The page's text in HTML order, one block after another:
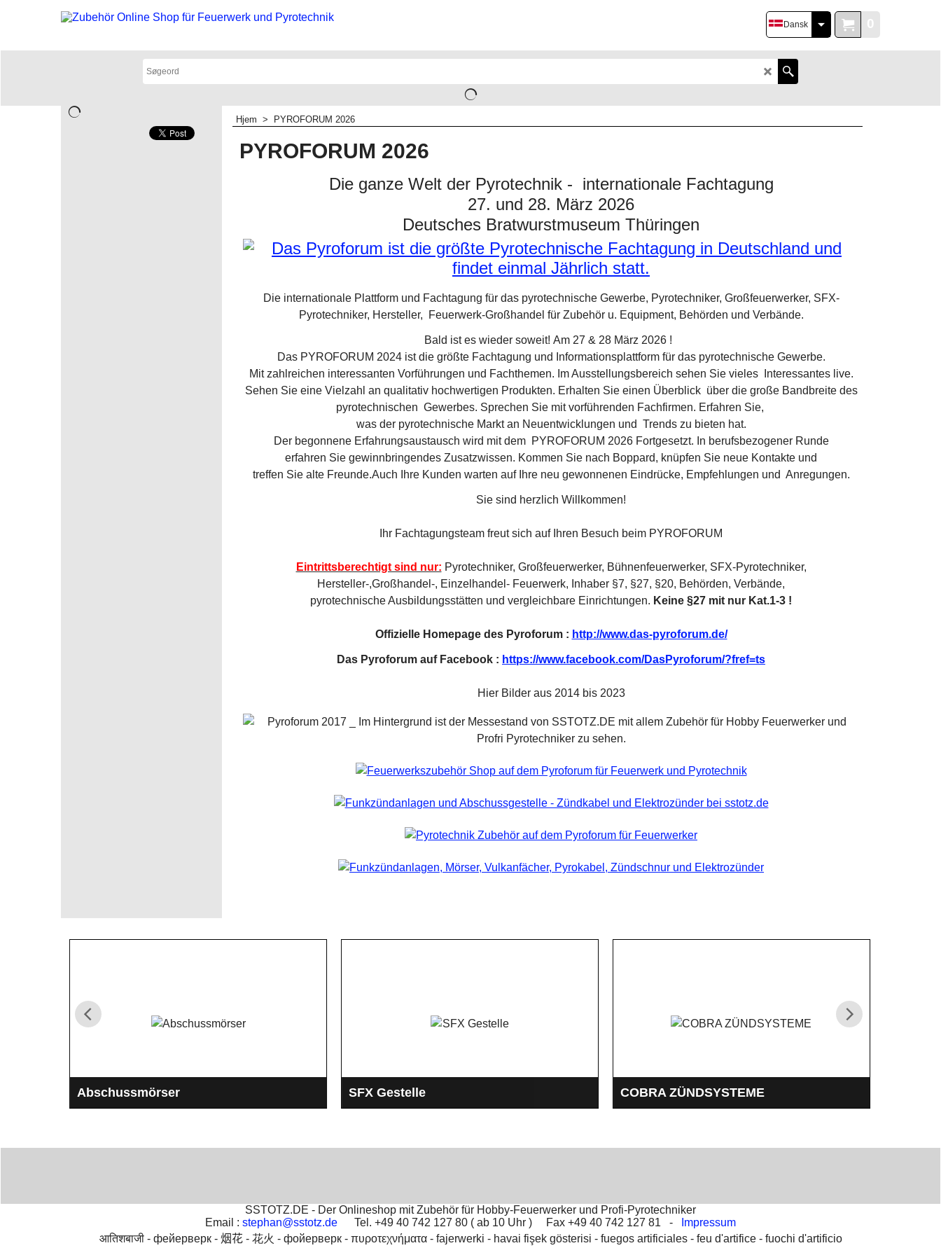
0
Dansk
Hjem > PYROFORUM 2026
PYROFORUM 2026
Die ganze Welt der Pyrotechnik - internationale Fachtagung
27. und 28. März 2026
Deutsches Bratwurstmuseum Thüringen
Die internationale Plattform und Fachtagung für das pyrotechnische Gewerbe, Pyrotechniker, Großfeuerwerker, SFX-
Pyrotechniker, Hersteller, Feuerwerk-Großhandel fürZubehör u. Equipment, Behörden und Verbände.
Bald ist es wieder soweit! Am 27 & 28 März 2026 !
Das PYROFORUM 2024 ist die größte Fachtagung und Informationsplattform für das pyrotechnische Gewerbe.
Mit zahlreichen interessanten Vorführungen und Fachthemen. Im Ausstellungsbereich sehen Sie vieles Interessantes live.
Sehen Sie eine Vielzahl an qualitativ hochwertigen Produkten. Erhalten Sie einen Überblick über die große Bandbreite des
pyrotechnischen Gewerbes. Sprechen Sie mit vorführenden Fachfirmen. Erfahren Sie,
was der pyrotechnische Markt an Neuentwicklungen und Trends zu bieten hat.
Der begonnene Erfahrungsaustausch wird mit dem PYROFORUM 2026 Fortgesetzt. In berufsbezogener Runde
erfahren Sie gewinnbringendes Zusatzwissen. Kommen Sie nach Boppard, knüpfen Sie neue Kontakte und
treffen Sie alte Freunde.Auch Ihre Kunden warten auf Ihre neu gewonnenen Eindrücke, Empfehlungen und Anregungen.
Sie sind herzlich Willkommen!
Ihr Fachtagungsteam freut sich auf Ihren Besuch beim PYROFORUM
Eintrittsberechtigt sind nur: Pyrotechniker, Großfeuerwerker, Bühnenfeuerwerker, SFX-Pyrotechniker,
Hersteller-,Großhandel-, Einzelhandel- Feuerwerk, Inhaber §7, §27, §20, Behörden, Verbände,
pyrotechnische Ausbildungsstätten und vergleichbare Einrichtungen. Keine §27 mit nur Kat.1-3 !
Offizielle Homepage des Pyroforum : http://www.das-pyroforum.de/
Das Pyroforum auf Facebook : https://www.facebook.com/DasPyroforum/?fref=ts
Hier Bilder aus 2014 bis 2023
Abschussmörser SFX Gestelle COBRA ZÜNDSYSTEME
SSTOTZ.DE - Der Onlineshop mit Zubehör für Hobby-Feuerwerker und Profi-Pyrotechniker
Email : stephan@sstotz.de Tel. +49 40 742 127 80 ( ab 10 Uhr ) Fax +49 40 742 127 81 -
Impressum
आतिशबाजी - фейерверк - 烟花 - 花火 - фойерверк - πυροτεχνήματα - fajerwerki - havai fişek gösterisi - fuegos artificiales - feu d'artifice - fuochi d'artificio